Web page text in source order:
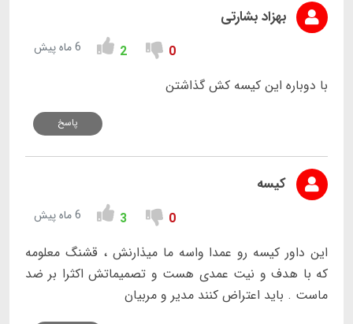
بهزاد بشارتی
0
2 6 ماه پیش
با دوباره این کیسه کش گذاشتن
پاسخ
کیسه
0
3 6 ماه پیش
این داور کیسه رو عمدا واسه ما میذارنش ، قشنگ معلومه
که با هدف و نیت عمدی هست و تصمیماتش اکثرا بر ضد
ماست . باید اعتراض کنند مدیر و مربیان